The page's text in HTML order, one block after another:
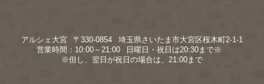
アルシェ大宮 〒330-0854 埼玉県さいたま市大宮区桜木町2-1-1
営業時間：10:00～21:00 日曜日・祝日は20:30まで※
※但し、翌日が祝日の場合は、21:00まで